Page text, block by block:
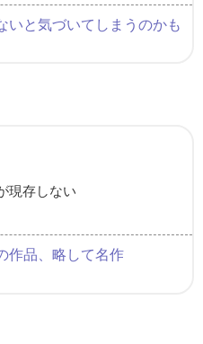
いと気づいてしまうのかも
現存しない
作品、略して名作